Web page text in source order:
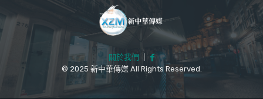
關於我們
｜
© 2025 新中華傳媒 All Rights Reserved.